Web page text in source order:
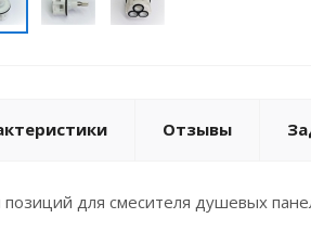
Отзывы
для смесителя душевых